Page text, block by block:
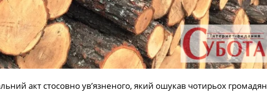
акт стосовно ув’язненого, який ошукав чотирьох громадян